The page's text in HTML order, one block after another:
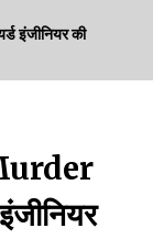
अधिकार दिवस
नाम अब्दुल कलाम के नाम
इंजीनियर की